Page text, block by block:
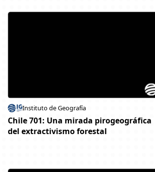
Instituto de Geografía
Chile 701: Una mirada pirogeográfica
del extractivismo forestal